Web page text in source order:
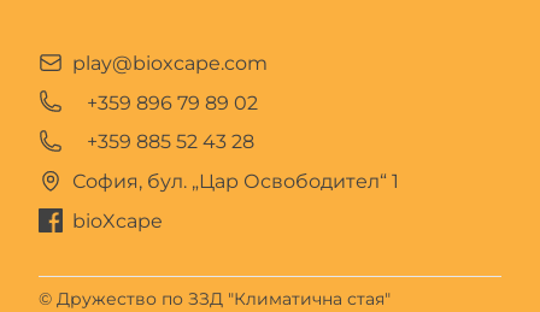
play@bioxcape.com
+359 896 79 89 02
+359 885 52 43 28
София, бул. „Цар Освободител“ 1
bioXcape
© Дружество по ЗЗД "Климатична стая"